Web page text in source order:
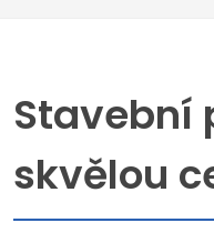
Stavební
skvělou